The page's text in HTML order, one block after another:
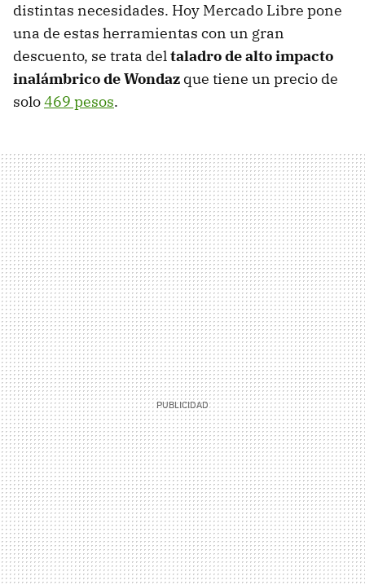
distintas necesidades. Hoy Mercado Libre pone
una de estas herramientas con un gran
descuento, se trata deltaladro de alto impacto
inalámbrico de Wondaz que tiene un precio de
solo469 pesos.